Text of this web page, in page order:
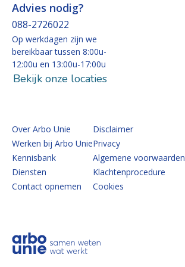
Advies nodig?
088-2726022
Op werkdagen zijn we
bereikbaar tussen 8:00u-
12:00u en 13:00u-17:00u
Bekijk onze locaties
Over Arbo Unie
Werken bij Arbo Unie
Kennisbank
Diensten
Contact opnemen
Disclaimer
Privacy
Algemene voorwaarden
Klachtenprocedure
Cookies